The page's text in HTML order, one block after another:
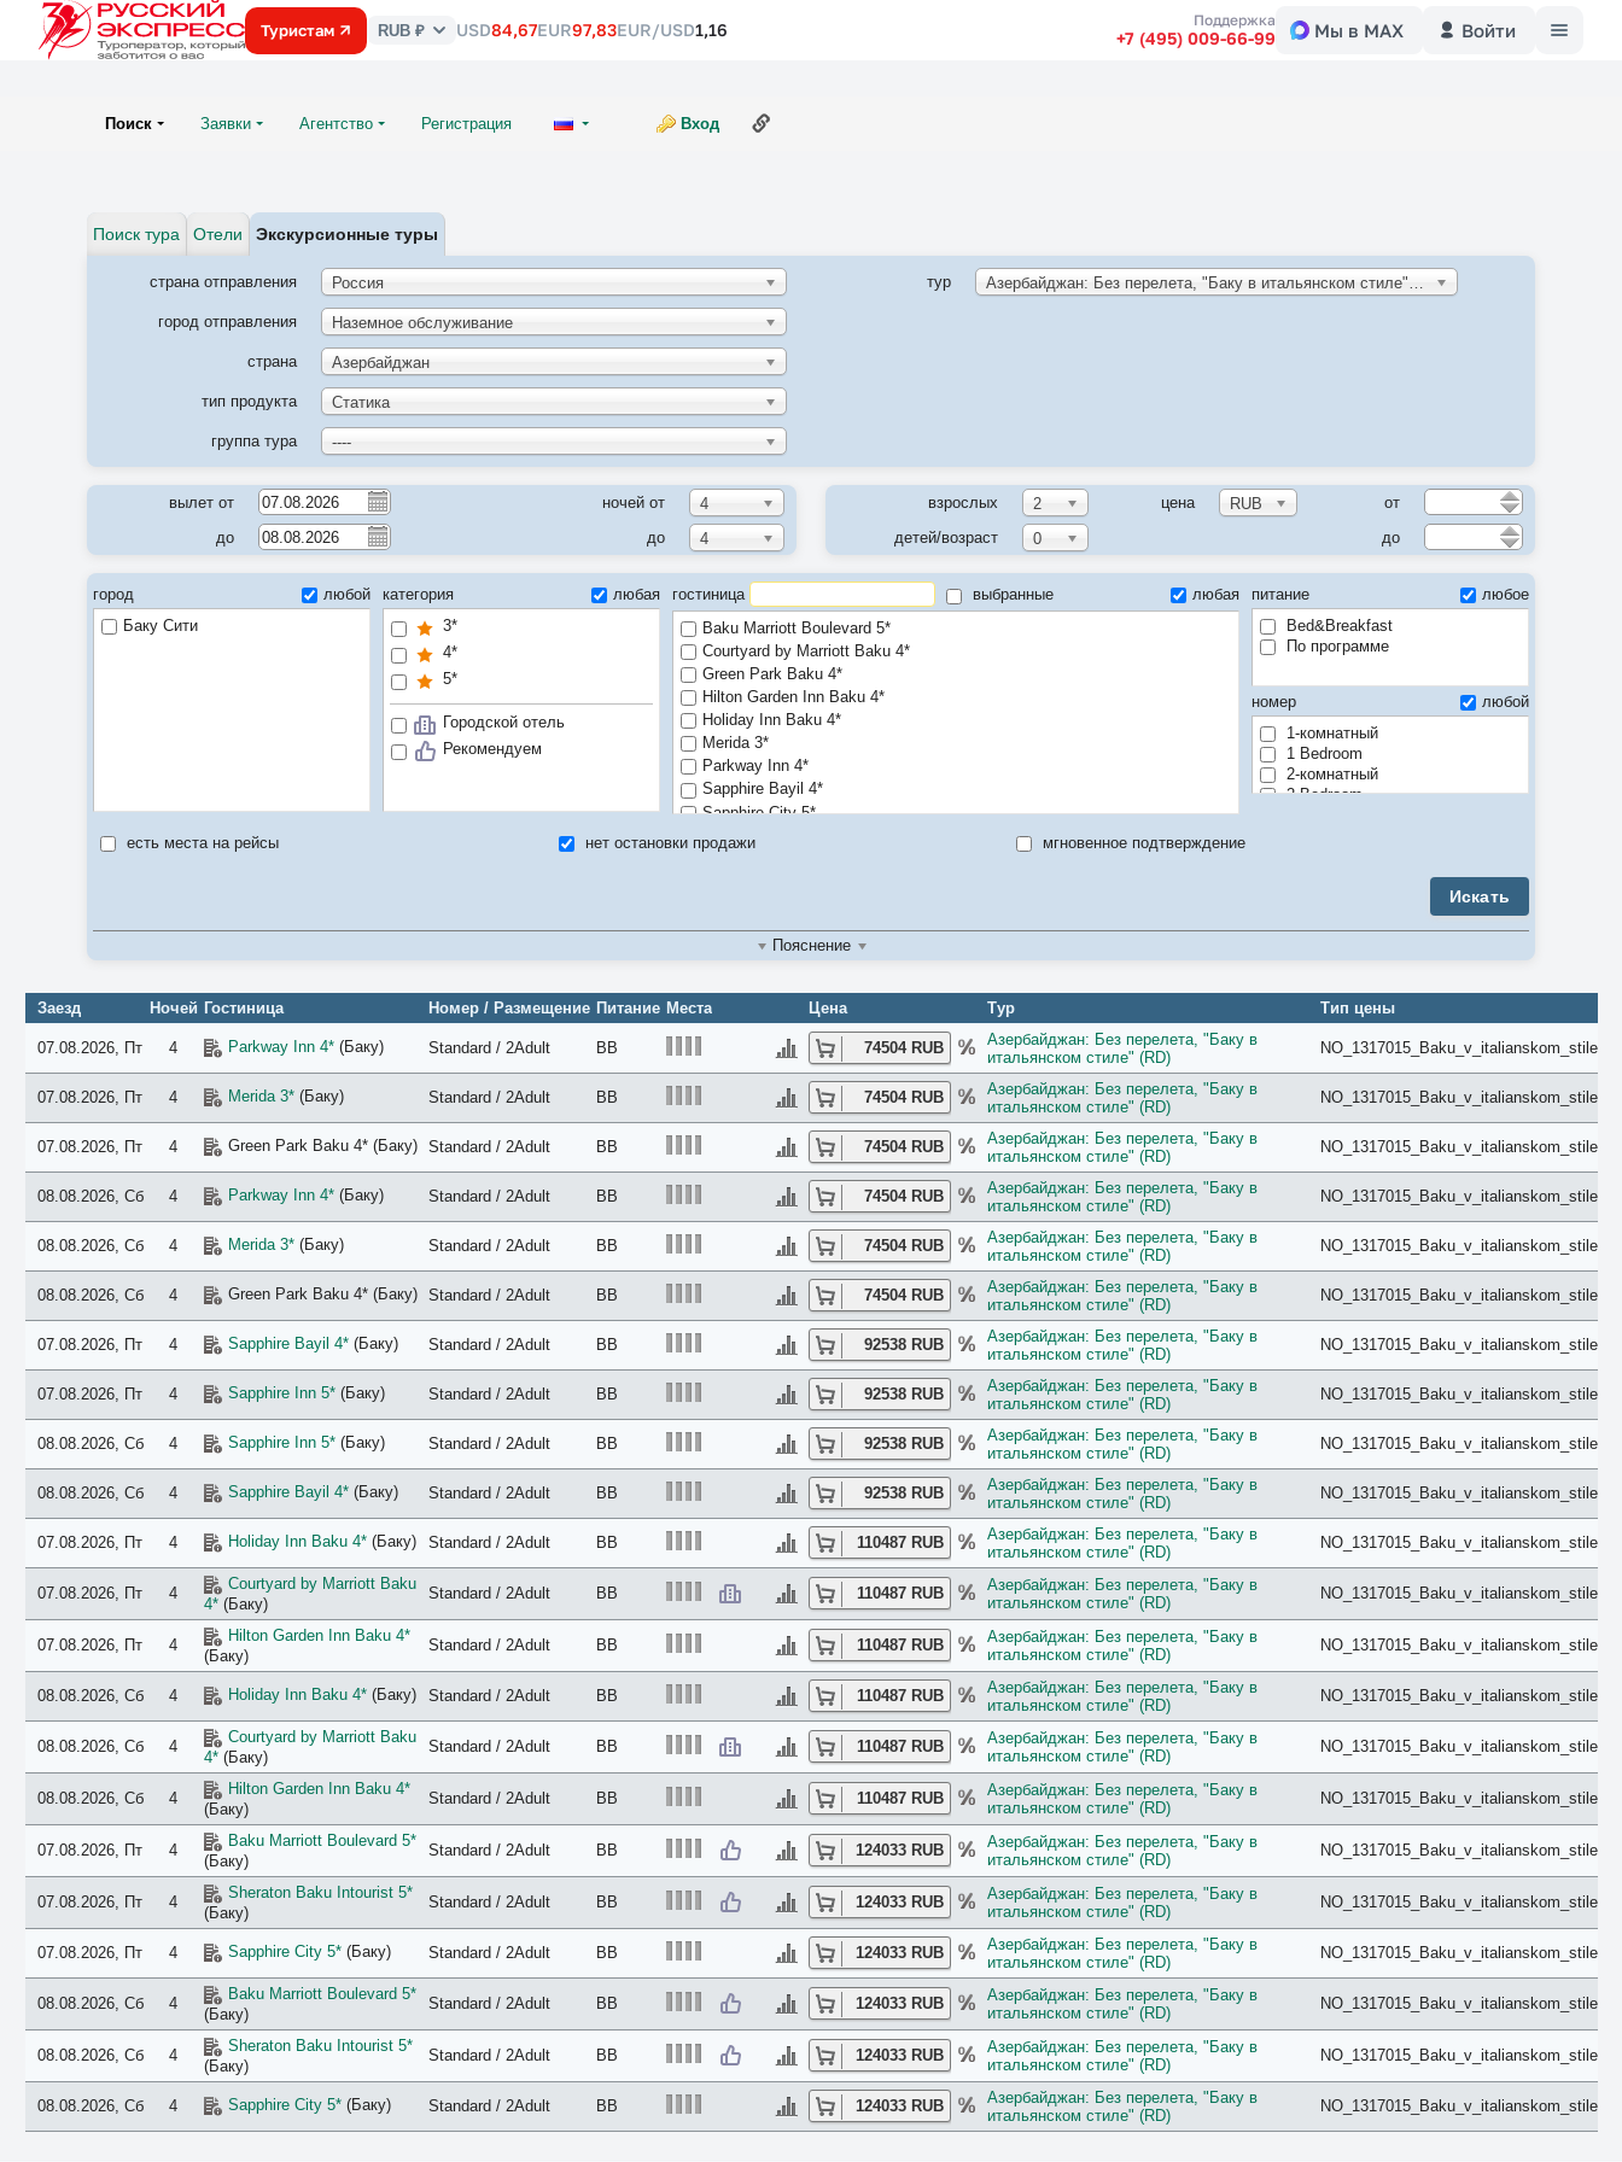
Туристам
Курс
RUB ₽ USD84,67EUR97,83EUR/USD1,16 Поддержка
+7 (495) 009-66-99 Мы в MAX Войти
Поиск Заявки Агентство Регистрация Вход
Поиск тура Отели Экскурсионные туры
страна отправления Россия
город отправления Наземное обслуживание
страна Азербайджан
тип продукта Статика
группа тура ----
тур Азербайджан: Без перелета, "Баку в итальянском стиле" (RD)
вылет от ночей от
4
до
до 4
взрослых 2 цена RUB
от
детей/возраст
0 до
город
любой
Баку Сити
категория
любая
3*
4*
5*
Городской отель
Рекомендуем
гостиница выбранные
любая
Baku Marriott Boulevard 5*
Courtyard by Marriott Baku 4*
Green Park Baku 4*
Hilton Garden Inn Baku 4*
Holiday Inn Baku 4*
Merida 3*
Parkway Inn 4*
Sapphire Bayil 4*
Sapphire City 5*
Sheraton Baku Intourist 5*
питание
любое
Bed&Breakfast
По программе
номер
любой
1-комнатный
1 Bedroom
2-комнатный
2 Bedroom
7 Bedroom
9 Bedroom
Air Conditioner
Apartment
Bay View
Beach
Bosphorus View
Bungalow
Business
Chalet
City View
Classic
Cottage
Courtyard
Creek View
Diamond Club
Different
Duplex
Economy
Elegance
Exclusive
Family
First Floor
Forest View
Grand
Ground Floor
Harbour
Inland View
Jacuzzi
Jungle View
Junior Suite
Kitchen
Lagoon
Large
Loft
Lounge
Main Building
Maisonette
есть места на рейсы нет остановки продажи мгновенное подтверждение
Искать
Пояснение
Заезд Ночей Гостиница Номер / Размещение Питание Места Цена Тур Тип цены
07.08.2026, Пт 4 Parkway Inn 4*(Баку) Standard / 2Adult BB 74504 RUB
Азербайджан: Без перелета, "Баку в
итальянском стиле" (RD)
NO_1317015_Baku_v_italianskom_stile
07.08.2026, Пт 4 Merida 3*(Баку) Standard / 2Adult BB 74504 RUB
Азербайджан: Без перелета, "Баку в
итальянском стиле" (RD)
NO_1317015_Baku_v_italianskom_stile
07.08.2026, Пт 4 Green Park Baku 4* (Баку) Standard / 2Adult BB 74504 RUB
Азербайджан: Без перелета, "Баку в
итальянском стиле" (RD)
NO_1317015_Baku_v_italianskom_stile
08.08.2026, Сб 4 Parkway Inn 4*(Баку) Standard / 2Adult BB 74504 RUB
Азербайджан: Без перелета, "Баку в
итальянском стиле" (RD)
NO_1317015_Baku_v_italianskom_stile
08.08.2026, Сб 4 Merida 3*(Баку) Standard / 2Adult BB 74504 RUB
Азербайджан: Без перелета, "Баку в
итальянском стиле" (RD)
NO_1317015_Baku_v_italianskom_stile
08.08.2026, Сб 4 Green Park Baku 4* (Баку) Standard / 2Adult BB 74504 RUB
Азербайджан: Без перелета, "Баку в
итальянском стиле" (RD)
NO_1317015_Baku_v_italianskom_stile
07.08.2026, Пт 4 Sapphire Bayil 4*(Баку) Standard / 2Adult BB 92538 RUB
Азербайджан: Без перелета, "Баку в
итальянском стиле" (RD)
NO_1317015_Baku_v_italianskom_stile
07.08.2026, Пт 4 Sapphire Inn 5*(Баку) Standard / 2Adult BB 92538 RUB
Азербайджан: Без перелета, "Баку в
итальянском стиле" (RD)
NO_1317015_Baku_v_italianskom_stile
08.08.2026, Сб 4 Sapphire Inn 5*(Баку) Standard / 2Adult BB 92538 RUB
Азербайджан: Без перелета, "Баку в
итальянском стиле" (RD)
NO_1317015_Baku_v_italianskom_stile
08.08.2026, Сб 4 Sapphire Bayil 4*(Баку) Standard / 2Adult BB 92538 RUB
Азербайджан: Без перелета, "Баку в
итальянском стиле" (RD)
NO_1317015_Baku_v_italianskom_stile
07.08.2026, Пт 4 Holiday Inn Baku 4*(Баку) Standard / 2Adult BB 110487 RUB
Азербайджан: Без перелета, "Баку в
итальянском стиле" (RD)
NO_1317015_Baku_v_italianskom_stile
07.08.2026, Пт 4
Courtyard by Marriott Baku
4*(Баку)
Standard / 2Adult BB 110487 RUB
Азербайджан: Без перелета, "Баку в
итальянском стиле" (RD)
NO_1317015_Baku_v_italianskom_stile
07.08.2026, Пт 4
Hilton Garden Inn Baku 4*
(Баку)
Standard / 2Adult BB 110487 RUB
Азербайджан: Без перелета, "Баку в
итальянском стиле" (RD)
NO_1317015_Baku_v_italianskom_stile
08.08.2026, Сб 4 Holiday Inn Baku 4*(Баку) Standard / 2Adult BB 110487 RUB
Азербайджан: Без перелета, "Баку в
итальянском стиле" (RD)
NO_1317015_Baku_v_italianskom_stile
08.08.2026, Сб 4
Courtyard by Marriott Baku
4*(Баку)
Standard / 2Adult BB 110487 RUB
Азербайджан: Без перелета, "Баку в
итальянском стиле" (RD)
NO_1317015_Baku_v_italianskom_stile
08.08.2026, Сб 4
Hilton Garden Inn Baku 4*
(Баку)
Standard / 2Adult BB 110487 RUB
Азербайджан: Без перелета, "Баку в
итальянском стиле" (RD)
NO_1317015_Baku_v_italianskom_stile
07.08.2026, Пт 4
Baku Marriott Boulevard 5*
(Баку)
Standard / 2Adult BB 124033 RUB
Азербайджан: Без перелета, "Баку в
итальянском стиле" (RD)
NO_1317015_Baku_v_italianskom_stile
07.08.2026, Пт 4
Sheraton Baku Intourist 5*
(Баку)
Standard / 2Adult BB 124033 RUB
Азербайджан: Без перелета, "Баку в
итальянском стиле" (RD)
NO_1317015_Baku_v_italianskom_stile
07.08.2026, Пт 4 Sapphire City 5*(Баку) Standard / 2Adult BB 124033 RUB
Азербайджан: Без перелета, "Баку в
итальянском стиле" (RD)
NO_1317015_Baku_v_italianskom_stile
08.08.2026, Сб 4
Baku Marriott Boulevard 5*
(Баку)
Standard / 2Adult BB 124033 RUB
Азербайджан: Без перелета, "Баку в
итальянском стиле" (RD)
NO_1317015_Baku_v_italianskom_stile
08.08.2026, Сб 4
Sheraton Baku Intourist 5*
(Баку)
Standard / 2Adult BB 124033 RUB
Азербайджан: Без перелета, "Баку в
итальянском стиле" (RD)
NO_1317015_Baku_v_italianskom_stile
08.08.2026, Сб 4 Sapphire City 5*(Баку) Standard / 2Adult BB 124033 RUB
Азербайджан: Без перелета, "Баку в
итальянском стиле" (RD)
NO_1317015_Baku_v_italianskom_stile